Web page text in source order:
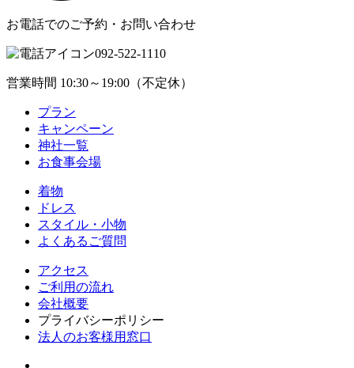
お電話でのご予約・お問い合わせ
092-522-1110
営業時間 10:30～19:00（不定休）
プラン
キャンペーン
神社一覧
お食事会場
着物
ドレス
スタイル・小物
よくあるご質問
アクセス
ご利用の流れ
会社概要
プライバシーポリシー
法人のお客様用窓口